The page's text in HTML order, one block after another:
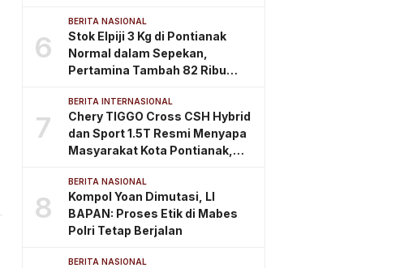
6
BERITA NASIONAL
Stok Elpiji 3 Kg di Pontianak
Normal dalam Sepekan,
Pertamina Tambah 82 Ribu
7
BERITA INTERNASIONAL
Chery TIGGO Cross CSH Hybrid
dan Sport 1.5T Resmi Menyapa
Masyarakat Kota Pontianak,
Kalimantan Barat
8
BERITA NASIONAL
Kompol Yoan Dimutasi, LI
BAPAN: Proses Etik di Mabes
Polri Tetap Berjalan
BERITA NASIONAL